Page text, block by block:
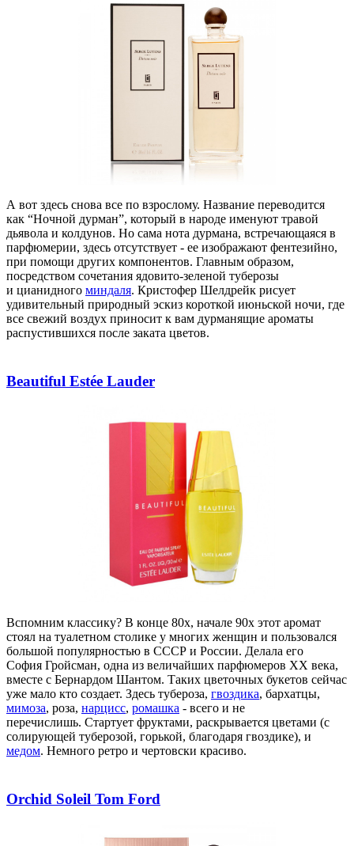
А вот здесь снова все по взрослому. Название переводится
как “Ночной дурман”, который в народе именуют травой
дьявола и колдунов. Но сама нота дурмана, встречающаяся в
парфюмерии, здесь отсутствует - ее изображают фентезийно,
при помощи других компонентов. Главным образом,
посредством сочетания ядовито-зеленой туберозы
и цианидного миндаля. Кристофер Шелдрейк рисует
удивительный природный эскиз короткой июньской ночи, где
все свежий воздух приносит к вам дурманящие ароматы
распустившихся после заката цветов.
Beautiful Estée Lauder
Вспомним классику? В конце 80х, начале 90х этот аромат
стоял на туалетном столике у многих женщин и пользовался
большой популярностью в СССР и России. Делала его
София Гройсман, одна из величайших парфюмеров XX века,
вместе с Бернардом Шантом. Таких цветочных букетов сейчас
уже мало кто создает. Здесь тубероза, гвоздика, бархатцы,
мимоза, роза, нарцисс, ромашка - всего и не
перечислишь. Стартует фруктами, раскрывается цветами (с
солирующей туберозой, горькой, благодаря гвоздике), и
медом. Немного ретро и чертовски красиво.
Orchid Soleil Tom Ford